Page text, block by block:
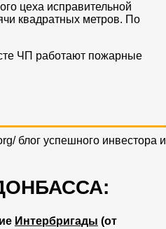
цеха исправительной
квадратных метров. По
ЧП работают пожарные
блог успешного инвестора и
Интербригады (от